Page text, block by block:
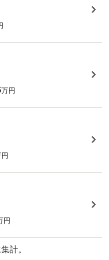
万円
円
円
計。